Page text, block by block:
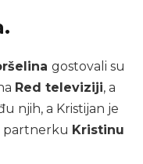
gostovali su
Red televiziji, a
njih, a Kristijan je
partnerku Kristinu